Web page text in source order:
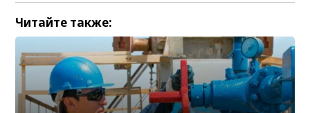
Читайте также: